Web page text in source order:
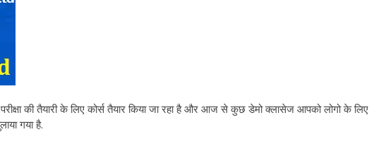
की तैयारी के लिए कोर्स तैयार किया जा रहा है और आज से कुछ डेमो क्लासेज आपको लोगो के लिए
गया है.